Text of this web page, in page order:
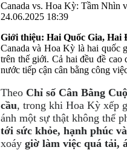
Canada vs. Hoa Kỳ: Tầm Nhìn
24.06.2025 18:39
Giới thiệu: Hai Quốc Gia, Hai
Canada và Hoa Kỳ là hai quốc
trên thế giới. Cả hai đều đề
nước tiếp cận cân bằng công
Theo Chỉ số Cân Bằng
cầu, trong khi Hoa Kỳ xếp
ánh một sự thật không thể
tới sức khỏe, hạnh phúc
xoáy giờ làm việc quá tải,